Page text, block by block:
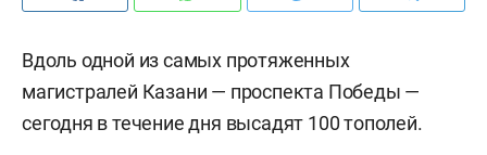
Вдоль одной из самых протяженных
магистралей Казани — проспекта Победы —
сегодня в течение дня высадят 100 тополей.